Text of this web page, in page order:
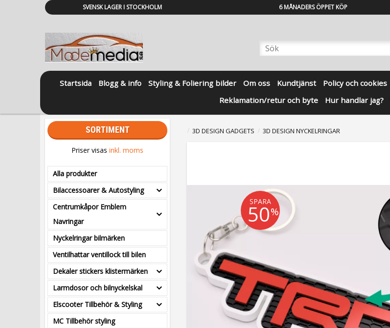
SVENSK LAGER I STOCKHOLM 6 MÅNADERS ÖPPET KÖP
Startsida Blogg & info Styling & Foliering bilder Om oss Kundtjänst Policy och cookies
Reklamation/retur och byte
Hur handlar jag?
3D DESIGN GADGETS 3D DESIGN NYCKELRINGAR
SPARA
50%
SORTIMENT
Priser visasinkl. moms
Alla produkter
Bilaccessoarer & Autostyling
Centrumkåpor Emblem
Navringar
Nyckelringar bilmärken
Ventilhattar ventillock till bilen
Dekaler stickers klistermärken
Larmdosor och bilnyckelskal
Elscooter Tillbehör & Styling
MC Tillbehör styling